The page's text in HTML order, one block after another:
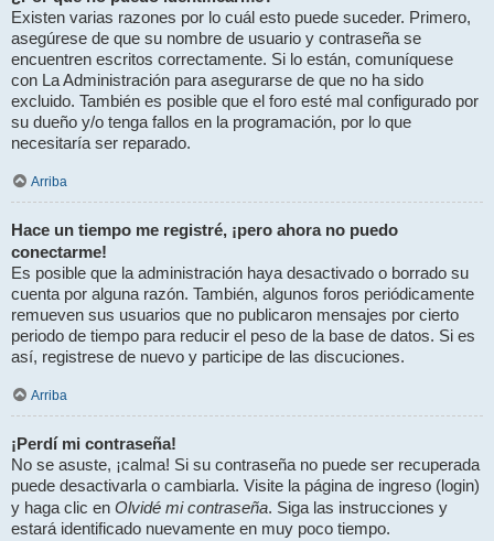
Existen varias razones por lo cuál esto puede suceder. Primero,
asegúrese de que su nombre de usuario y contraseña se
encuentren escritos correctamente. Si lo están, comuníquese
con La Administración para asegurarse de que no ha sido
excluido. También es posible que el foro esté mal configurado por
su dueño y/o tenga fallos en la programación, por lo que
necesitaría ser reparado.
Arriba
Hace un tiempo me registré, ¡pero ahora no puedo
conectarme!
Es posible que la administración haya desactivado o borrado su
cuenta por alguna razón. También, algunos foros periódicamente
remueven sus usuarios que no publicaron mensajes por cierto
periodo de tiempo para reducir el peso de la base de datos. Si es
así, registrese de nuevo y participe de las discuciones.
Arriba
¡Perdí mi contraseña!
No se asuste, ¡calma! Si su contraseña no puede ser recuperada
puede desactivarla o cambiarla. Visite la página de ingreso (login)
y haga clic en Olvidé mi contraseña. Siga las instrucciones y
estará identificado nuevamente en muy poco tiempo.